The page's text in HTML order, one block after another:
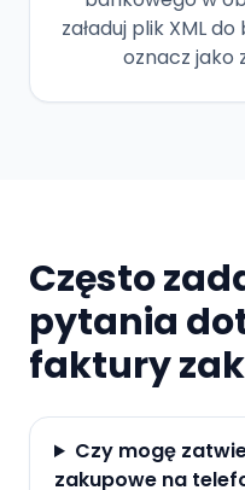
załaduj plik XML
oznacz jako
Często
pytania
faktury
Czy mogę
zakupowe na